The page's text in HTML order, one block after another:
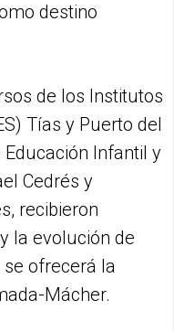
destino
de los Institutos
Tías y Puerto del
Infantil y
Cedrés y
recibieron
la evolución de
se ofrecerá la
Mácher.